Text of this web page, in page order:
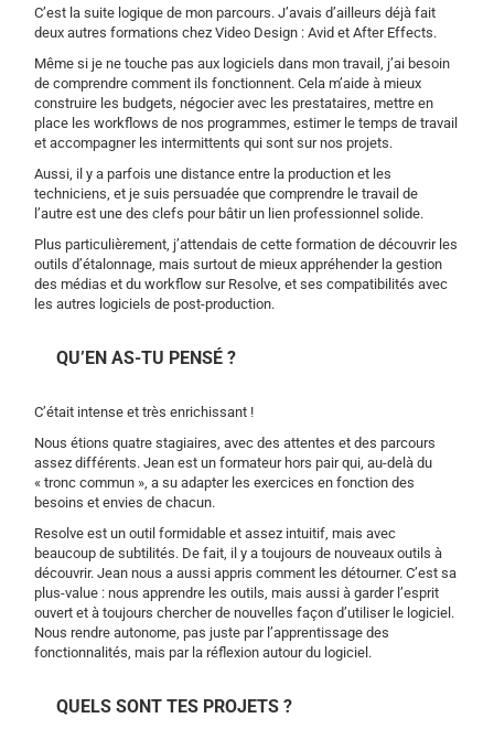
C’est la suite logique de mon parcours. J’avais d’ailleurs déjà fait
deux autres formations chez Video Design : Avid et After Effects.
Même si je ne touche pas aux logiciels dans mon travail, j’ai besoin
de comprendre comment ils fonctionnent. Cela m’aide à mieux
construire les budgets, négocier avec les prestataires, mettre en
place les workflows de nos programmes, estimer le temps de travail
et accompagner les intermittents qui sont sur nos projets.
Aussi, il y a parfois une distance entre la production et les
techniciens, et je suis persuadée que comprendre le travail de
l’autre est une des clefs pour bâtir un lien professionnel solide.
Plus particulièrement, j’attendais de cette formation de découvrir les
outils d’étalonnage, mais surtout de mieux appréhender la gestion
des médias et du workflow sur Resolve, et ses compatibilités avec
les autres logiciels de post-production.
QU’EN AS-TU PENSÉ ?
C’était intense et très enrichissant !
Nous étions quatre stagiaires, avec des attentes et des parcours
assez différents. Jean est un formateur hors pair qui, au-delà du
« tronc commun », a su adapter les exercices en fonction des
besoins et envies de chacun.
Resolve est un outil formidable et assez intuitif, mais avec
beaucoup de subtilités. De fait, il y a toujours de nouveaux outils à
découvrir. Jean nous a aussi appris comment les détourner. C’est sa
plus-value : nous apprendre les outils, mais aussi à garder l’esprit
ouvert et à toujours chercher de nouvelles façon d’utiliser le logiciel.
Nous rendre autonome, pas juste par l’apprentissage des
fonctionnalités, mais par la réflexion autour du logiciel.
QUELS SONT TES PROJETS ?